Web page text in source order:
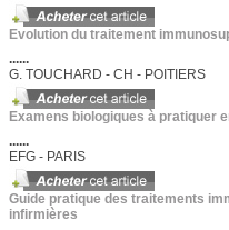
Evolution du traitement
......
G. TOUCHARD - CH - POITIERS
Examens biologiques à pratiquer
......
EFG - PARIS
Guide pratique des traitements
infirmières